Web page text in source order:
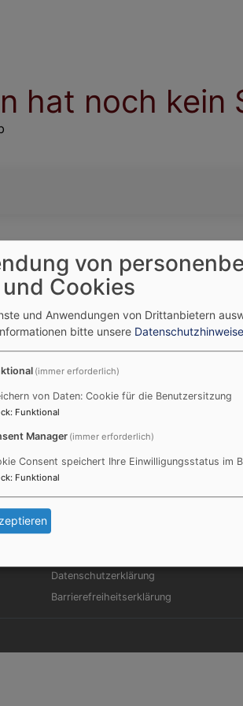
hat noch kein
elitr, sed diam nonumy eirmod
duo dolores et ea rebum. Stet clita
sadipscing elitr, sed diam
et accusam et justo duo dolores et
Fußbereichsmenü
Datenschutzerklärung
Barrierefreiheitserklärung
von
Cookies
und Anwendungen von Drittanbietern
bitte unsere Datenschutzhinweise
(immer erforderlich)
von Daten: Cookie für die Benutzersitzung
: Funktional
Manager (immer erforderlich)
Consent speichert Ihre Einwilligungsstatus im
: Funktional